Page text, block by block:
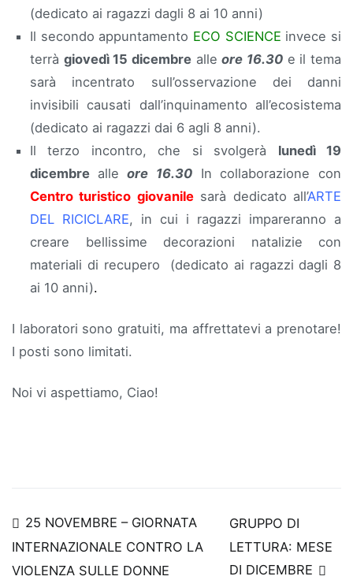
(dedicato ai ragazzi dagli 8 ai 10 anni)
Il secondo appuntamento ECO SCIENCE invece si
terrà giovedì 15 dicembre alleore 16.30 e il tema
sarà incentrato sull’osservazione dei danni
invisibili causati dall’inquinamento all’ecosistema
(dedicato ai ragazzi dai 6 agli 8 anni).
Il terzo incontro, che si svolgerà lunedì 19
dicembre alleore 16.30 In collaborazione con
Centro turistico giovanilesarà dedicato all’ARTE
DEL RICICLARE, in cui i ragazzi impareranno a
creare bellissime decorazioni natalizie con
materiali di recupero (dedicato ai ragazzi dagli 8
ai 10 anni).
I laboratori sono gratuiti, ma affrettatevi a prenotare!
I posti sono limitati.
Noi vi aspettiamo, Ciao!
Navigazione
articoli
25 NOVEMBRE – GIORNATA
INTERNAZIONALE CONTRO LA
VIOLENZA SULLE DONNE
GRUPPO DI
LETTURA: MESE
DI DICEMBRE